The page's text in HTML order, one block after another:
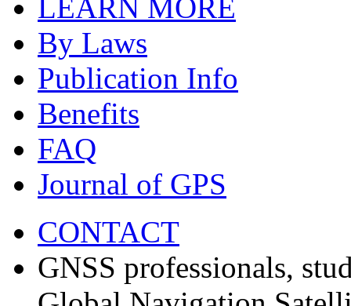
LEARN MORE
By Laws
Publication Info
Benefits
FAQ
Journal of GPS
CONTACT
GNSS professionals,